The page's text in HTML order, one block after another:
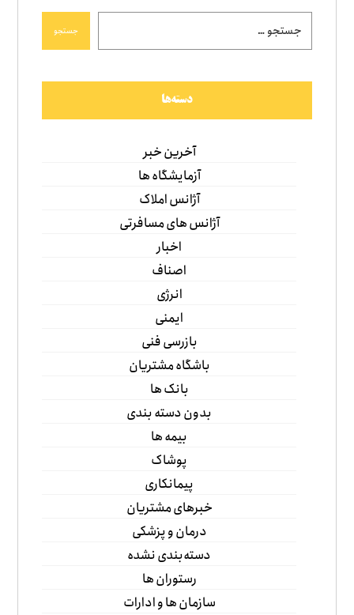
جستجو
دسته‌ها
آخرین خبر
آزمایشگاه ها
آژانس املاک
آژانس های مسافرتی
اخبار
اصناف
انرژی
ایمنی
بازرسی فنی
باشگاه مشتریان
بانک ها
بدون دسته بندی
بیمه ها
پوشاک
پیمانکاری
خبرهای مشتریان
درمان و پزشکی
دسته‌بندی نشده
رستوران ها
سازمان ها و ادارات